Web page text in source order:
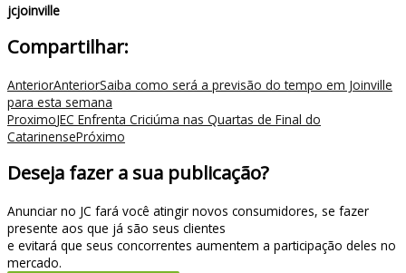
jcjoinville
Compartilhar:
AnteriorAnteriorSaiba como será a previsão do tempo em Joinville
para esta semana
ProximoJEC Enfrenta Criciúma nas Quartas de Final do
CatarinensePróximo
Deseja fazer a sua publicação?
Anunciar no JC fará você atingir novos consumidores, se fazer
presente aos que já são seus clientes
e evitará que seus concorrentes aumentem a participação deles no
mercado.